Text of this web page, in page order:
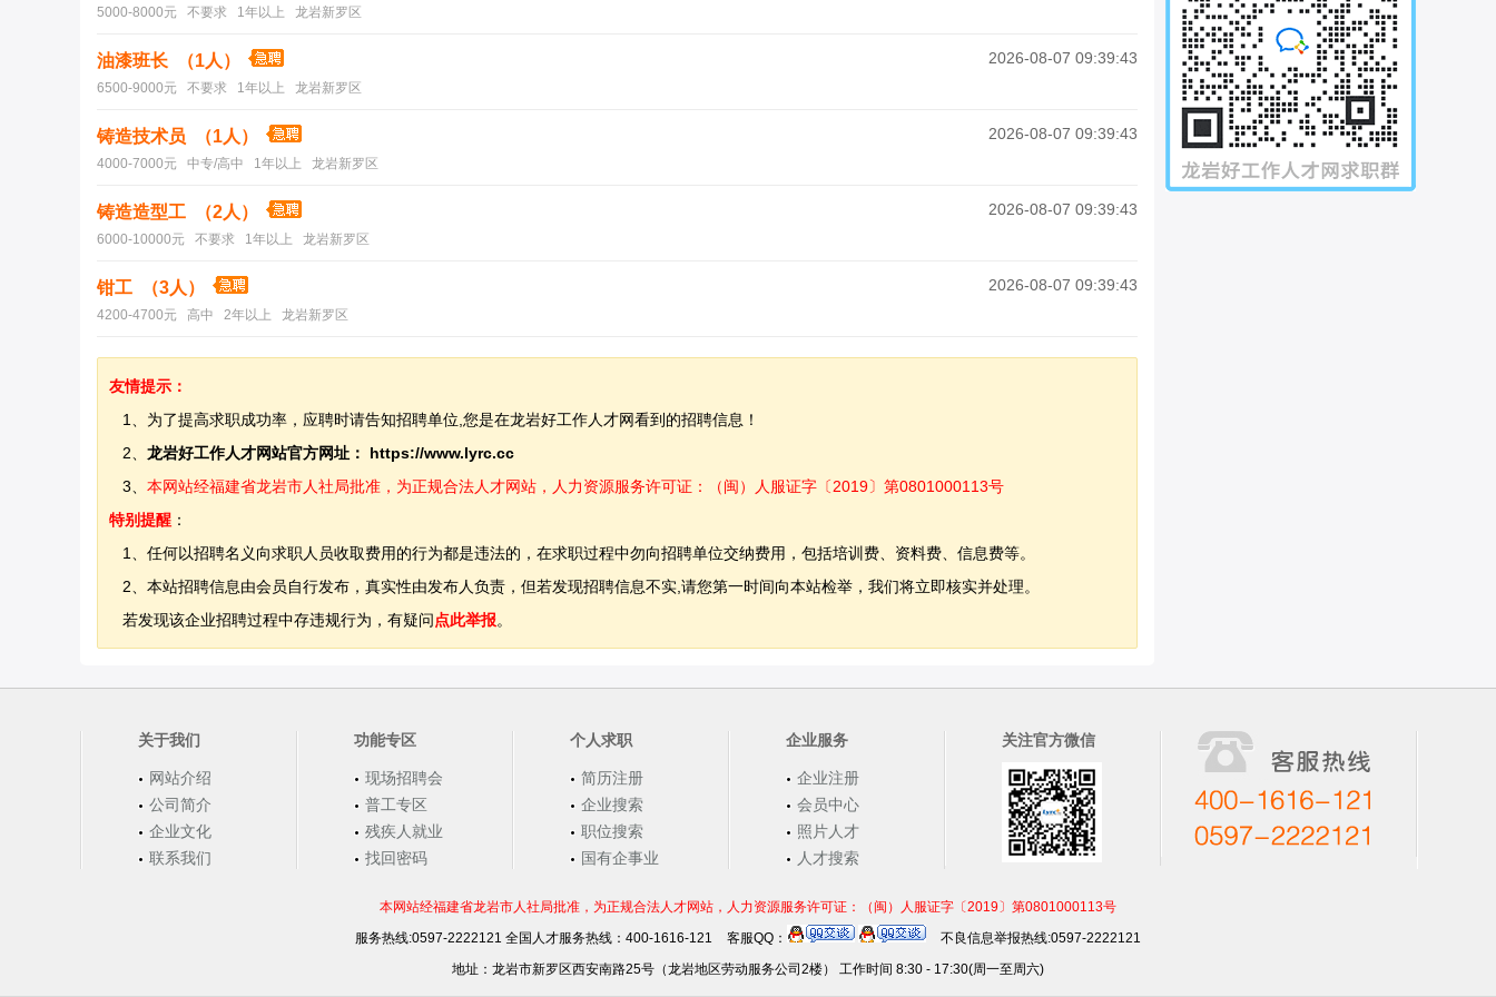
5000-8000元 不要求 1年以上 龙岩新罗区
油漆班长 （1人） 2026-08-07 09:39:43
6500-9000元 不要求 1年以上 龙岩新罗区
铸造技术员 （1人） 2026-08-07 09:39:43
4000-7000元 中专/高中 1年以上 龙岩新罗区
铸造造型工 （2人） 2026-08-07 09:39:43
6000-10000元 不要求 1年以上 龙岩新罗区
钳工 （3人） 2026-08-07 09:39:43
4200-4700元 高中 2年以上 龙岩新罗区
友情提示：
1、为了提高求职成功率，应聘时请告知招聘单位,您是在龙岩好工作人才网看到的招聘信息！
2、 龙岩好工作人才网站官方网址： https://www.lyrc.cc
3、 本网站经福建省龙岩市人社局批准，为正规合法人才网站，人力资源服务许可证：（闽）人服证字〔2019〕第0801000113号
特别提醒 ：
1、任何以招聘名义向求职人员收取费用的行为都是违法的，在求职过程中勿向招聘单位交纳费用，包括培训费、资料费、信息费等。
2、本站招聘信息由会员自行发布，真实性由发布人负责，但若发现招聘信息不实,请您第一时间向本站检举，我们将立即核实并处理。
若发现该企业招聘过程中存违规行为，有疑问点此举报。
关于我们
网站介绍
公司简介
企业文化
联系我们
功能专区
现场招聘会
普工专区
残疾人就业
找回密码
个人求职
简历注册
企业搜索
职位搜索
国有企事业
企业服务
企业注册
会员中心
照片人才
人才搜索
关注官方微信
本网站经福建省龙岩市人社局批准，为正规合法人才网站，人力资源服务许可证：（闽）人服证字〔2019〕第0801000113号
服务热线:0597-2222121 全国人才服务热线：400-1616-121
客服QQ：
不良信息举报热线:0597-2222121
地址：龙岩市新罗区西安南路25号（龙岩地区劳动服务公司2楼） 工作时间 8:30 - 17:30(周一至周六)